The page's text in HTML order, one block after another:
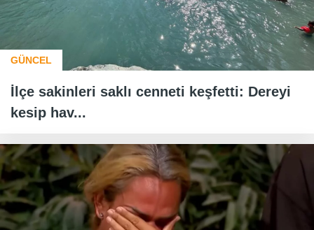
GÜNCEL
İlçe sakinleri saklı cenneti keşfetti: Dereyi
kesip hav...